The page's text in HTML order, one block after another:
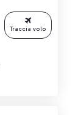
Traccia volo